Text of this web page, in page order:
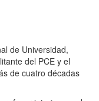
de Universidad,
del PCE y el
de cuatro décadas